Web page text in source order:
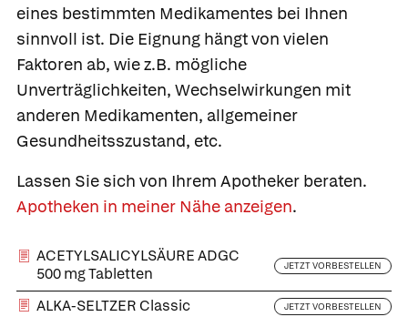
eines bestimmten Medikamentes bei Ihnen
sinnvoll ist. Die Eignung hängt von vielen
Faktoren ab, wie z.B. mögliche
Unverträglichkeiten, Wechselwirkungen mit
anderen Medikamenten, allgemeiner
Gesundheitsszustand, etc.
Lassen Sie sich von Ihrem Apotheker beraten.
Apotheken in meiner Nähe anzeigen.
ACETYLSALICYLSÄURE ADGC
500 mg Tabletten
JETZT VORBESTELLEN
ALKA-SELTZER Classic JETZT VORBESTELLEN